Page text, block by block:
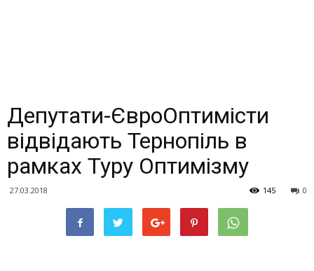
Депутати-ЄвроОптимісти
відвідають Тернопіль в
рамках Туру Оптимізму
27.03.2018 0
145